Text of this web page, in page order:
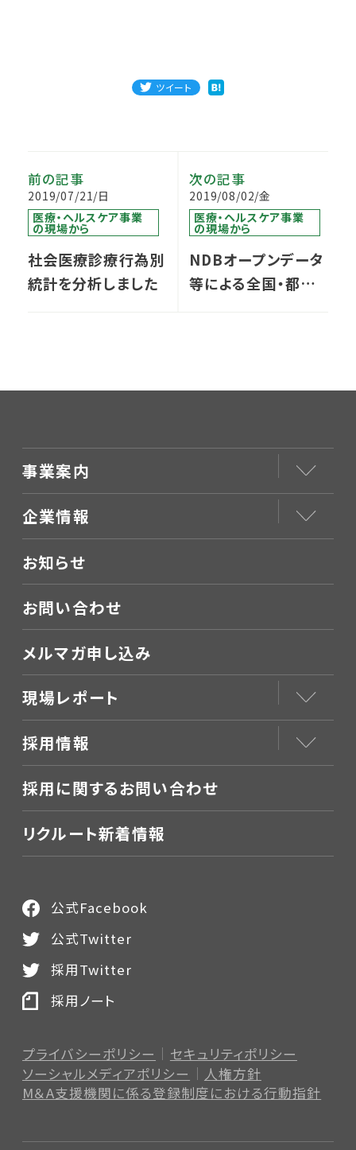
ツイート
前の記事
2019/07/21/日
医療・ヘルスケア事業
の現場から
社会医療診療行為別
統計を分析しました
次の記事
2019/08/02/金
医療・ヘルスケア事業
の現場から
NDBオープンデータ
等による全国・都道
事業案内
企業情報
お知らせ
お問い合わせ
メルマガ申し込み
現場レポート
採用情報
採用に関するお問い合わせ
リクルート新着情報
プライバシーポリシー
セキュリティポリシー
ソーシャルメディアポリシー
人権方針
M＆A支援機関に係る登録制度における行動指針
公式Facebook
公式Twitter
採用Twitter
採用ノート